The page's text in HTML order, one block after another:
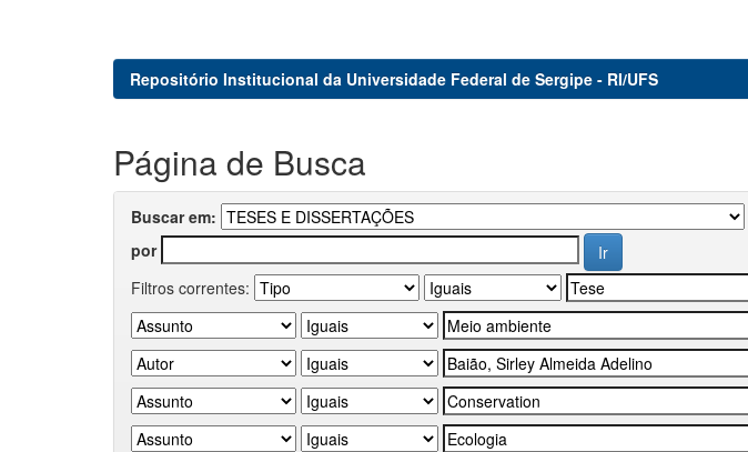
Repositório Institucional da Universidade Federal de Sergipe - RI/UFS
Página de Busca
Buscar em:
por
Filtros correntes: